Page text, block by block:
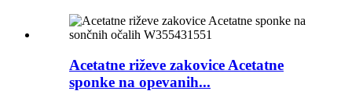
Acetatne riževe zakovice Acetatne
sponke na opevanih...